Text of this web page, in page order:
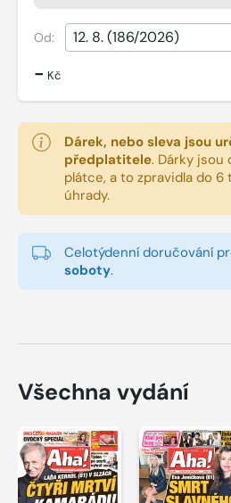
Od:
- Kč
Dárek, nebo sleva jsou
předplatitele. Dárky jsou
plátce, a to zpravidla do
úhrady.
Celotýdenní doručování
soboty.
Všechna vydání